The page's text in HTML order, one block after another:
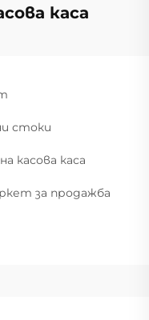
каса
стоки
касова каса
за продажба